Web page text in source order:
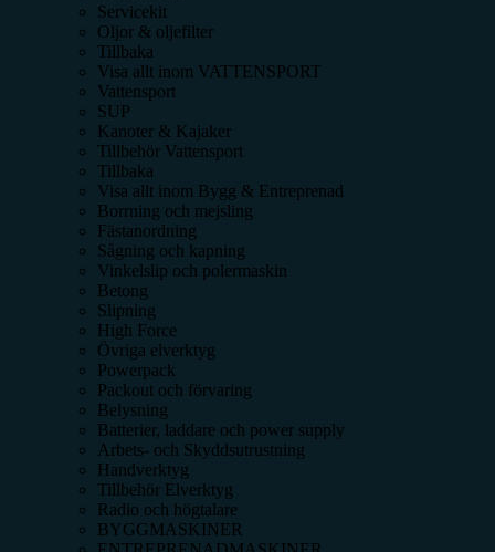
Servicekit
Oljor & oljefilter
Tillbaka
Visa allt inom VATTENSPORT
Vattensport
SUP
Kanoter & Kajaker
Tillbehör Vattensport
Tillbaka
Visa allt inom Bygg & Entreprenad
Borrning och mejsling
Fästanordning
Sågning och kapning
Vinkelslip och polermaskin
Betong
Slipning
High Force
Övriga elverktyg
Powerpack
Packout och förvaring
Belysning
Batterier, laddare och power supply
Arbets- och Skyddsutrustning
Handverktyg
Tillbehör Elverktyg
Radio och högtalare
BYGGMASKINER